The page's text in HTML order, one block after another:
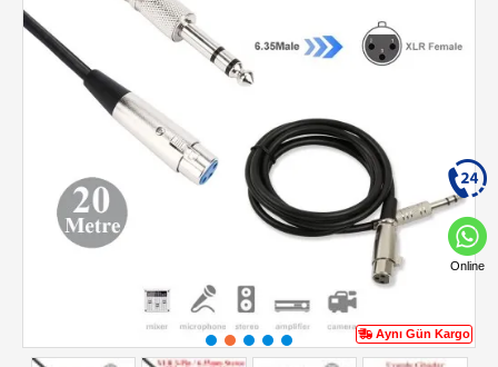
Aynı Gün Kargo
Online